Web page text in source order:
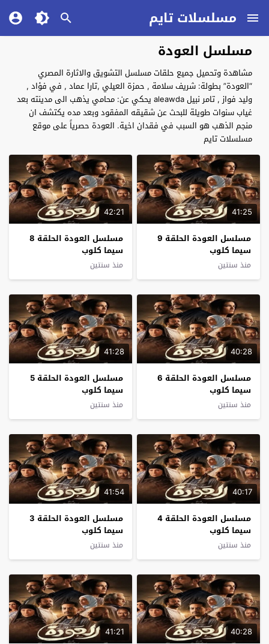
مسلسلات تايم
مسلسل العودة
مشاهدة وتحميل جميع حلقات مسلسل التشويق والاثارة المصري
“العودة” بطولة: شريف سلامة , حمزة العيلي ,تارا عماد , في فؤاد ,
وليد فواز , تامر نبيل aleawda يحكي عن: محامي يذهب الى مدينته بعد
غياب سنوات طويلة للبحث عن شقيقه المفقود وبعد مده يكتشف ان
منجم الذهب هو السبب في فقدان اخية. العودة حصرياً على موقع
مسلسلات تايم
41:25
مسلسل العودة الحلقة 9
سيما كلوب
منذ سنتين
42:21
مسلسل العودة الحلقة 8
سيما كلوب
منذ سنتين
40:28
مسلسل العودة الحلقة 6
سيما كلوب
منذ سنتين
41:28
مسلسل العودة الحلقة 5
سيما كلوب
منذ سنتين
40:17
مسلسل العودة الحلقة 4
سيما كلوب
منذ سنتين
41:54
مسلسل العودة الحلقة 3
سيما كلوب
منذ سنتين
40:28
41:21